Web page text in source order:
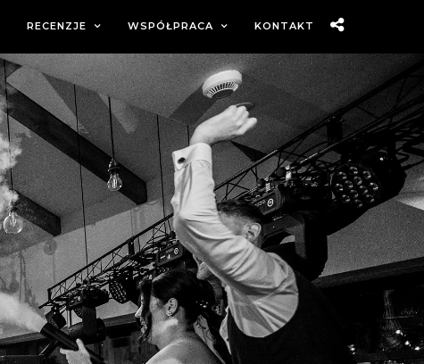
RECENZJE WSPÓŁPRACA KONTAKT